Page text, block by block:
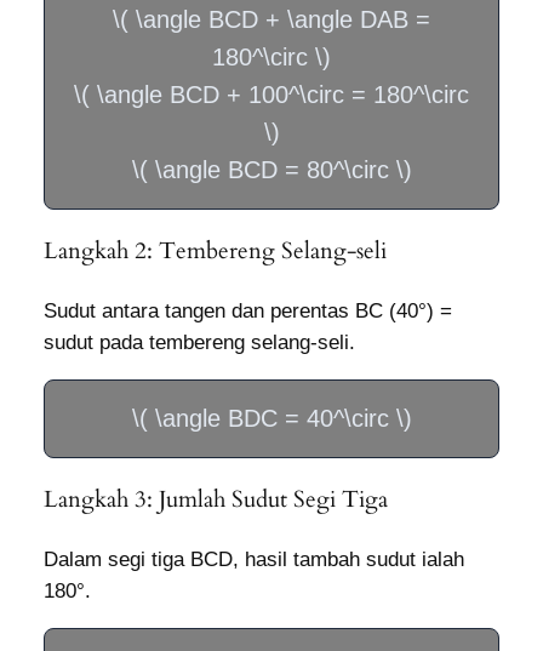
\( \angle BCD + \angle DAB =
180^\circ \)
\( \angle BCD + 100^\circ = 180^\circ
\)
\( \angle BCD = 80^\circ \)
Langkah 2: Tembereng Selang-seli
Sudut antara tangen dan perentas BC (40°) =
sudut pada tembereng selang-seli.
\( \angle BDC = 40^\circ \)
Langkah 3: Jumlah Sudut Segi Tiga
Dalam segi tiga BCD, hasil tambah sudut ialah
180°.